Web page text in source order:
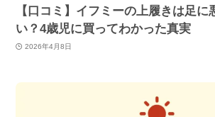
【口コミ】イフミーの上履きは足に
い？4歳児に買ってわかった真実
2026年4月8日